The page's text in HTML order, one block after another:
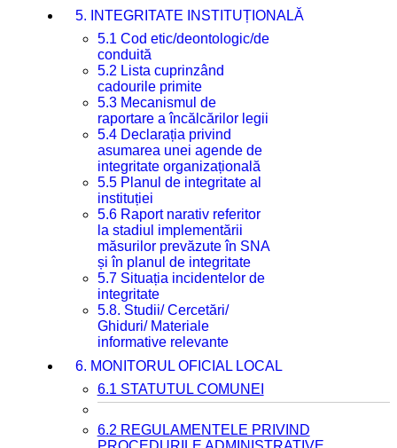
5. INTEGRITATE INSTITUȚIONALĂ
5.1 Cod etic/deontologic/de
conduită
5.2 Lista cuprinzând
cadourile primite
5.3 Mecanismul de
raportare a încălcărilor legii
5.4 Declarația privind
asumarea unei agende de
integritate organizațională
5.5 Planul de integritate al
instituției
5.6 Raport narativ referitor
la stadiul implementării
măsurilor prevăzute în SNA
și în planul de integritate
5.7 Situația incidentelor de
integritate
5.8. Studii/ Cercetări/
Ghiduri/ Materiale
informative relevante
6. MONITORUL OFICIAL LOCAL
6.1 STATUTUL COMUNEI
6.2 REGULAMENTELE PRIVIND